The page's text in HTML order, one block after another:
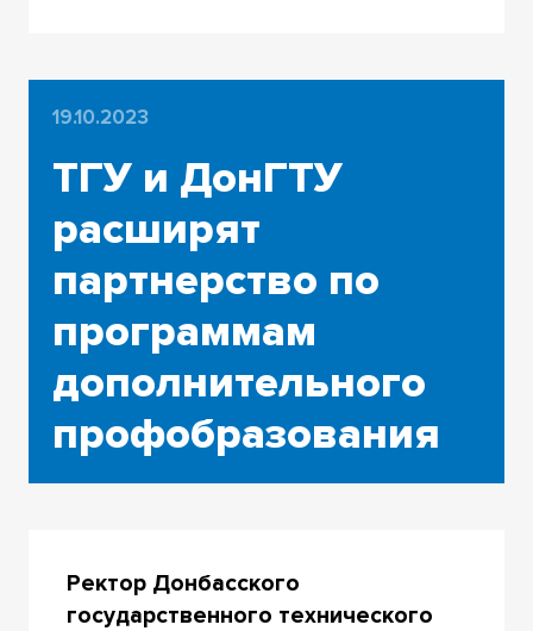
19.10.2023
ТГУ и ДонГТУ
расширят
партнерство по
программам
дополнительного
профобразования
Ректор Донбасского
государственного технического